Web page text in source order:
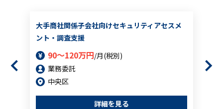
大手商社関係子会社向けセキュリティアセスメ
ント・調査支援
90～120万円/月(税別)
業務委託
中央区
詳細を見る